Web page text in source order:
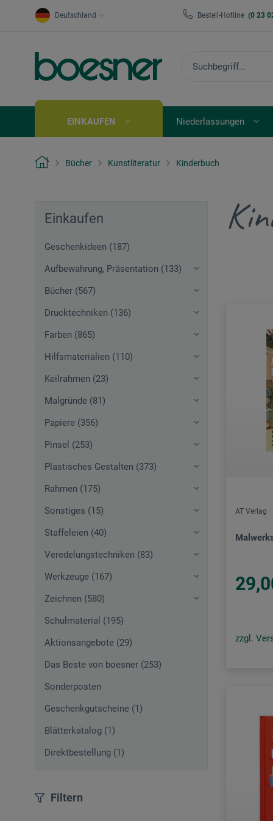
Deutschland Bestell-Hotline (0 23
EINKAUFEN Niederlassungen
Bücher Kunstliteratur Kinderbuch
Einkaufen
Geschenkideen (187)
Aufbewahrung, Präsentation (133)
Bücher (567)
Drucktechniken (136)
Farben (865)
Hilfsmaterialien (110)
Keilrahmen (23)
Malgründe (81)
Papiere (356)
Pinsel (253)
Plastisches Gestalten (373)
Rahmen (175)
Sonstiges (15)
Staffeleien (40)
Veredelungstechniken (83)
Werkzeuge (167)
Zeichnen (580)
Schulmaterial (195)
Aktionsangebote (29)
Das Beste von boesner (253)
Sonderposten
Geschenkgutscheine (1)
Blätterkatalog (1)
Direktbestellung (1)
Filtern
AT Verlag
zzgl.